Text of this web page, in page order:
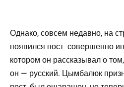
Однако, совсем недавно, на
появился пост совершенно
котором он рассказывал о
он — русский. Цымбалюк